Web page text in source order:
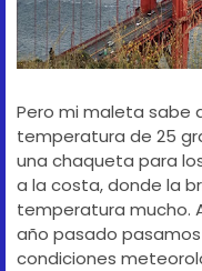
Pero mi maleta sabe
temperatura de 25
una chaqueta para
a la costa, donde la
temperatura mucho.
año pasado
condiciones